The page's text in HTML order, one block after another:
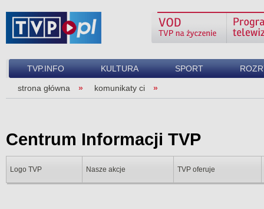
TVP.INFO KULTURA SPORT
strona główna komunikaty ci
Centrum Informacji TVP
Logo TVP Nasze akcje TVP oferuje